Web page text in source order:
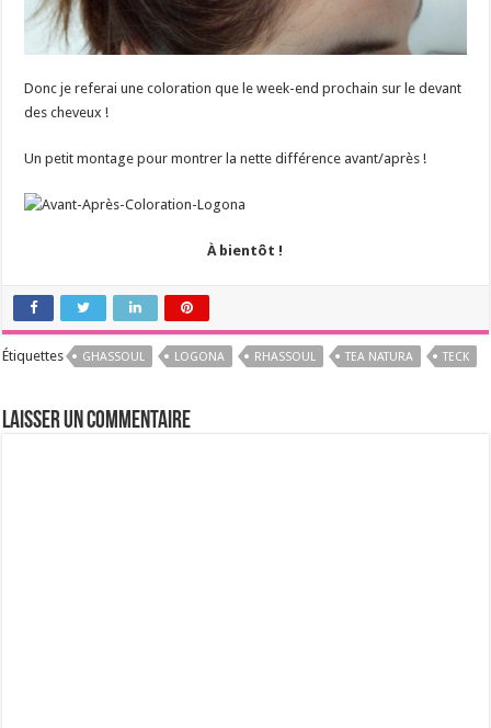
Donc je referai une coloration que le week-end prochain sur le devant
des cheveux !
Un petit montage pour montrer la nette différence avant/après !
À bientôt !
Étiquettes GHASSOUL LOGONA RHASSOUL TEA NATURA TECK
Laisser un commentaire